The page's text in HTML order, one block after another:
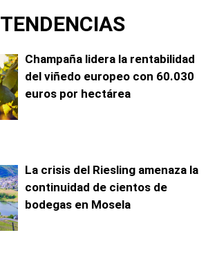
TENDENCIAS
Champaña lidera la rentabilidad
del viñedo europeo con 60.030
euros por hectárea
La crisis del Riesling amenaza la
continuidad de cientos de
bodegas en Mosela